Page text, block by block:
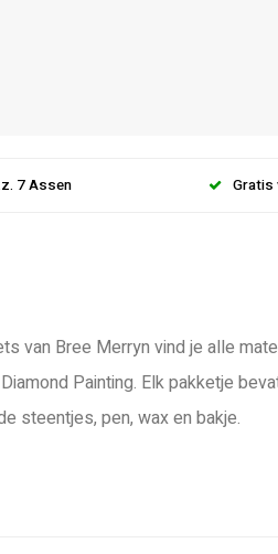
7 Assen Gratis
van Bree Merryn vind je alle
Painting. Elk pakketje
steentjes, pen, wax en bakje.